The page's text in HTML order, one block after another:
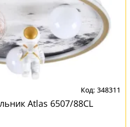
348311
Atlas 6507/88CL